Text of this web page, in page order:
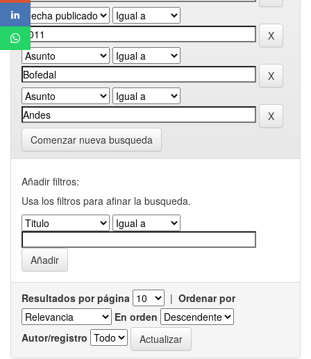
Comenzar nueva busqueda
Añadir filtros:
Usa los filtros para afinar la busqueda.
Resultados por página | Ordenar por
En orden
Autor/registro